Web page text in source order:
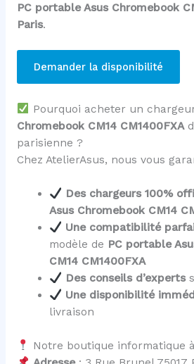
PC portable Asus Chromebook
Paris.
Demander la disponibilité
Pourquoi acheter un
Chromebook CM14 CM1400FXA
parisienne ?
Chez AtelierAsus, nous vous
Des chargeurs 100%
Asus Chromebook CM14
Une compatibilité
modèle de PC portable
CM14 CM1400FXA
Des conseils d’experts
Une disponibilité
livraison
Notre boutique informatique